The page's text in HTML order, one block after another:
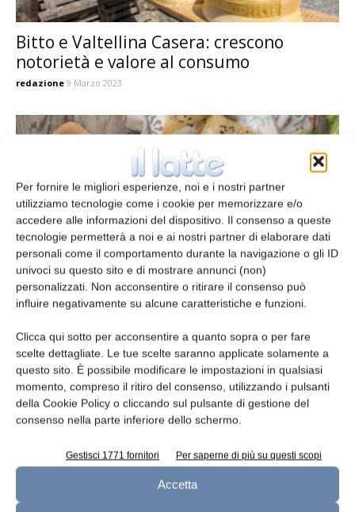
Per fornire le migliori esperienze, noi e i nostri partner
utilizziamo tecnologie come i cookie per memorizzare e/o
accedere alle informazioni del dispositivo. Il consenso a queste
tecnologie permetterà a noi e ai nostri partner di elaborare dati
personali come il comportamento durante la navigazione o gli ID
univoci su questo sito e di mostrare annunci (non)
personalizzati. Non acconsentire o ritirare il consenso può
influire negativamente su alcune caratteristiche e funzioni.
Clicca qui sotto per acconsentire a quanto sopra o per fare
scelte dettagliate. Le tue scelte saranno applicate solamente a
questo sito. È possibile modificare le impostazioni in qualsiasi
momento, compreso il ritiro del consenso, utilizzando i pulsanti
della Cookie Policy o cliccando sul pulsante di gestione del
consenso nella parte inferiore dello schermo.
Gestisci 1771 fornitori Per saperne di più su questi scopi
Accetta
Bitto e Valtellina Casera: crescono
notorietà e valore al consumo
redazione 9 Marzo 2023
Il Bitto rilancia sulla qualità